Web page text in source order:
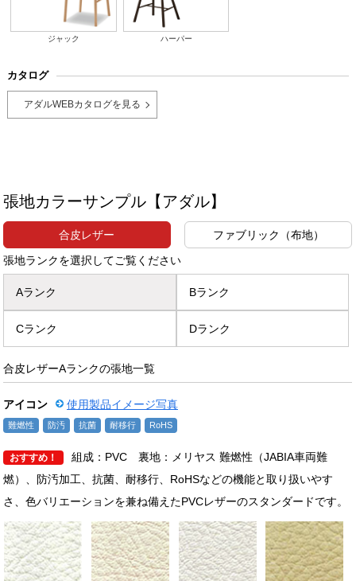
ジャック ハーパー
カタログ
アダルWEBカタログを見る